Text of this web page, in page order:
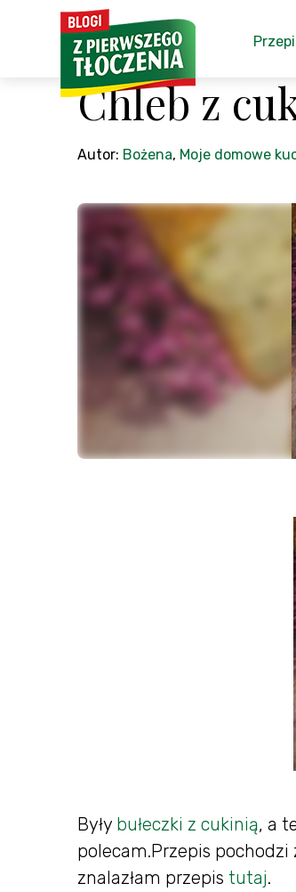
Chleb z
Autor: Bożena, Moje domowe
Były bułeczki z cukinią, a
polecam.Przepis pochodzi
znalazłam przepis tutaj.